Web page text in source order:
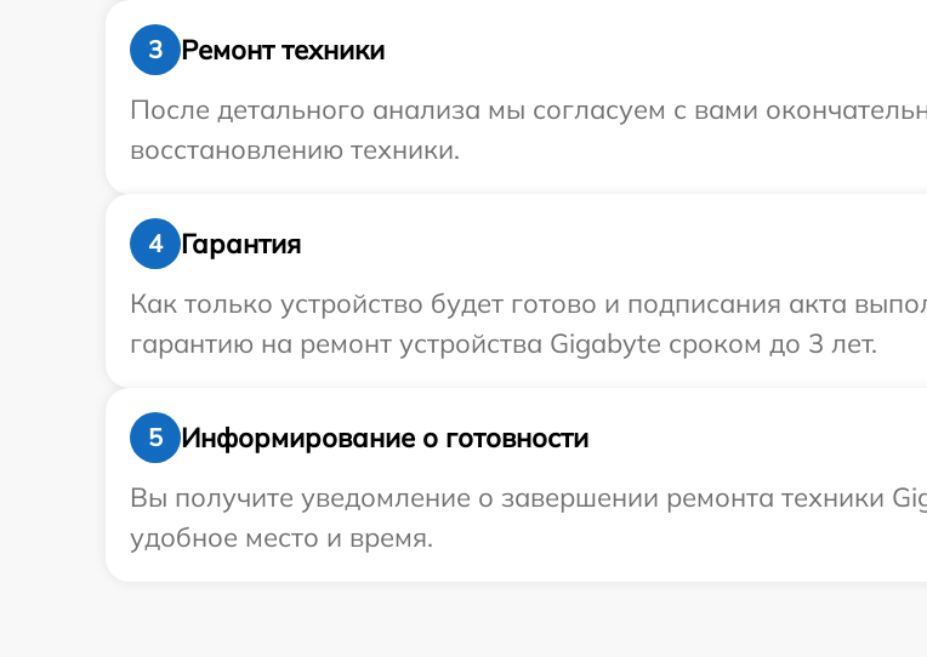
3
Ремонт техники
После детального анализа мы согласуем с вами
восстановлению техники.
4
Гарантия
Как только устройство будет готово и подписания акта
гарантию на ремонт устройства Gigabyte сроком до 3 лет.
5
Информирование о готовности
Вы получите уведомление о завершении ремонта техники
удобное место и время.